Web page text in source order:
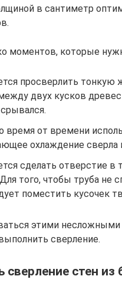
в сантиметр
моментов, которые
просверлить тонкую
двух кусков
время от времени
охлаждение сверла
сделать отверстие
того, чтобы труба не
поместить кусочек
этими
сверление.
сверление стен из